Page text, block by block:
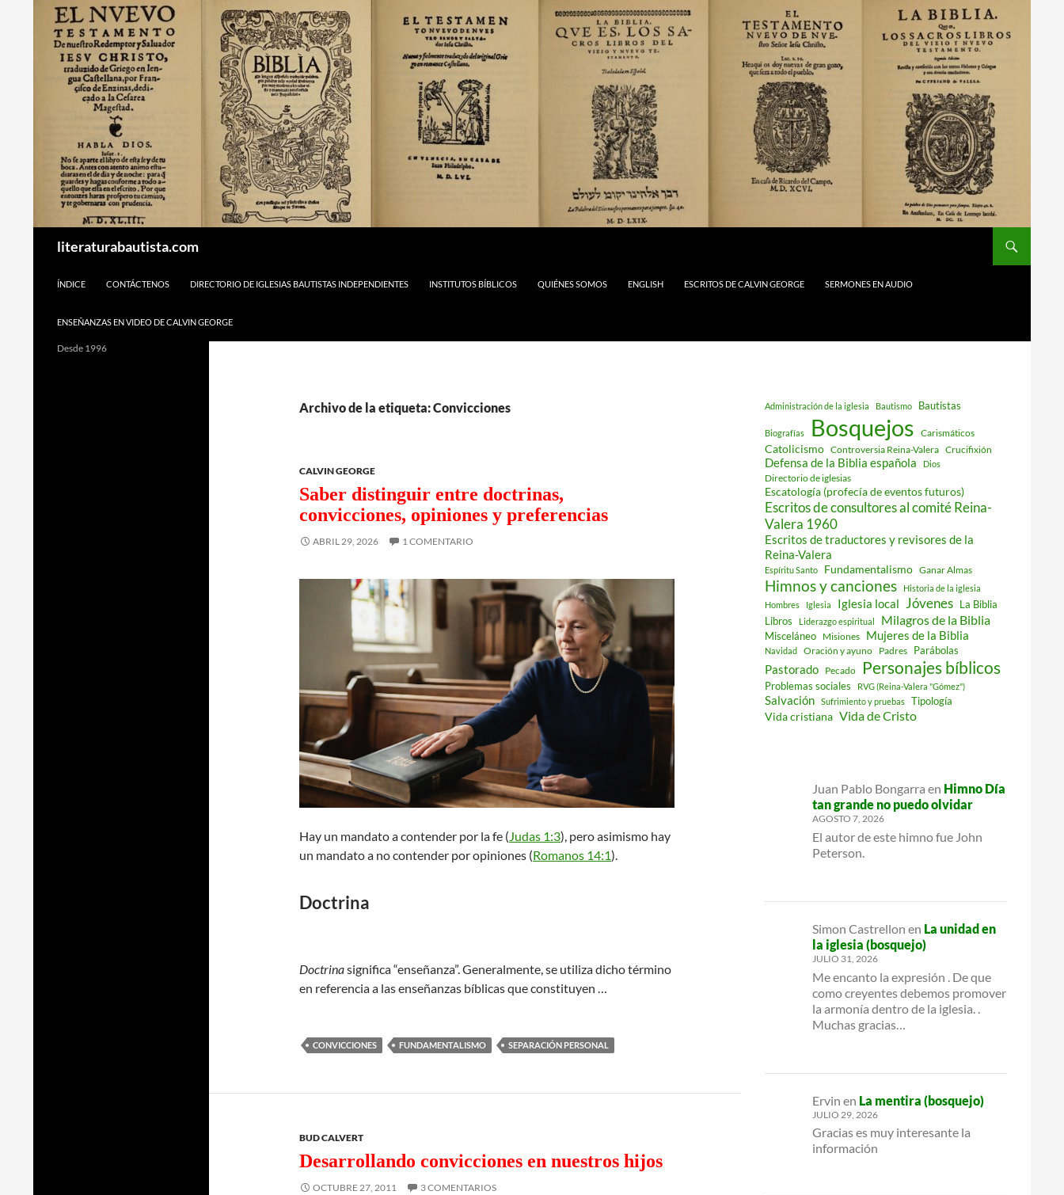
literaturabautista.com
ÍNDICE
CONTÁCTENOS DIRECTORIO DE IGLESIAS BAUTISTAS INDEPENDIENTES INSTITUTOS BÍBLICOS QUIÉNES SOMOS ENGLISH ESCRITOS DE CALVIN GEORGE SERMONES EN AUDIO
ENSEÑANZAS EN VIDEO DE CALVIN GEORGE
Archivo de la etiqueta: Convicciones
CALVIN GEORGE
Saber distinguir entre doctrinas,
convicciones, opiniones y preferencias
ABRIL 29, 2026 1 COMENTARIO
Hay un mandato a contender por la fe (Judas 1:3), pero asimismo hay
un mandato a no contender por opiniones (Romanos 14:1).
Doctrina
Doctrinasignifica “enseñanza”. Generalmente, se utiliza dicho término
en referencia a las enseñanzas bíblicas que constituyen …
CONVICCIONES FUNDAMENTALISMO SEPARACIÓN PERSONAL
BUD CALVERT
Desarrollando convicciones en nuestros hijos
OCTUBRE 27, 2011 3 COMENTARIOS
Administración de la iglesia Bautismo Bautistas
Biografías Bosquejos Carismáticos
Catolicismo Controversia Reina-Valera Crucifixión
Defensa de la Biblia española Dios
Directorio de iglesias
Escatología (profecía de eventos futuros)
Escritos de consultores al comité Reina-
Valera 1960
Escritos de traductores y revisores de la
Reina-Valera
Espíritu Santo Fundamentalismo Ganar Almas
Himnos y canciones
Historia de la iglesia
Hombres
Iglesia Iglesia local Jóvenes La Biblia
Libros Liderazgo espiritual Milagros de la Biblia
Misceláneo Misiones Mujeres de la Biblia
Navidad Oración y ayuno Padres Parábolas
Pastorado Pecado Personajes bíblicos
Problemas sociales RVG (Reina-Valera "Gómez")
Salvación Sufrimiento y pruebas Tipología
Vida cristiana Vida de Cristo
Juan Pablo Bongarra en Himno Día
tan grande no puedo olvidar
AGOSTO 7, 2026
El autor de este himno fue John
Peterson.
Simon Castrellon en La unidad en
la iglesia (bosquejo)
JULIO 31, 2026
Me encanto la expresión . De que
como creyentes debemos promover
la armonía dentro de la iglesia. .
Muchas gracias…
Ervin en La mentira (bosquejo)
JULIO 29, 2026
Gracias es muy interesante la
información
Desde 1996